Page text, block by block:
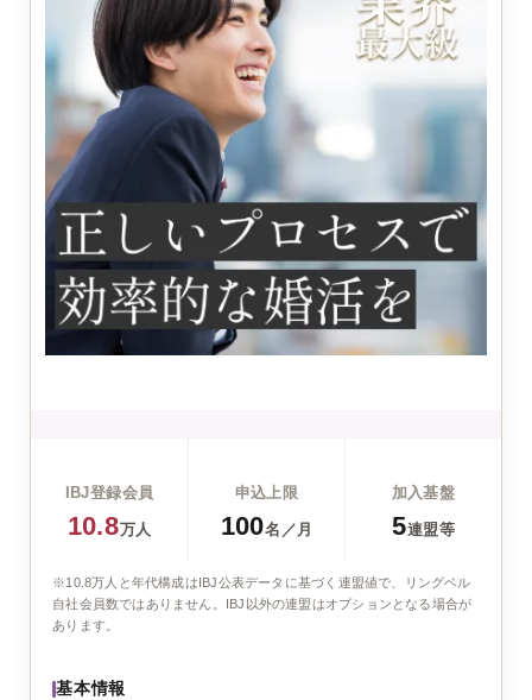
IBJ登録会員
10.8万人
申込上限
100名／月
加入基盤
5連盟等
※10.8万人と年代構成はIBJ公表データに基づく連盟値で、リングベル
自社会員数ではありません。IBJ以外の連盟はオプションとなる場合が
あります。
基本情報